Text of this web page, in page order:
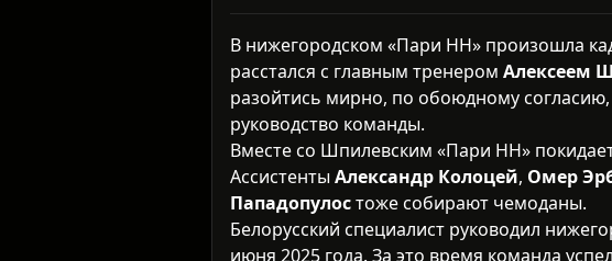
В нижегородском «Пари НН» произошла
расстался с главным тренером Алексеем
разойтись мирно, по обоюдному
руководство команды.
Вместе со Шпилевским «Пари НН»
Ассистенты Александр Колоцей, Омер
Пападопулостоже собирают чемоданы.
Белорусский специалист руководил
июня 2025 года. За это время команда